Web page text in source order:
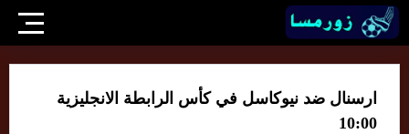
ارسنال ضد نيوكاسل في كأس الرابطة الانجليزية
10:00